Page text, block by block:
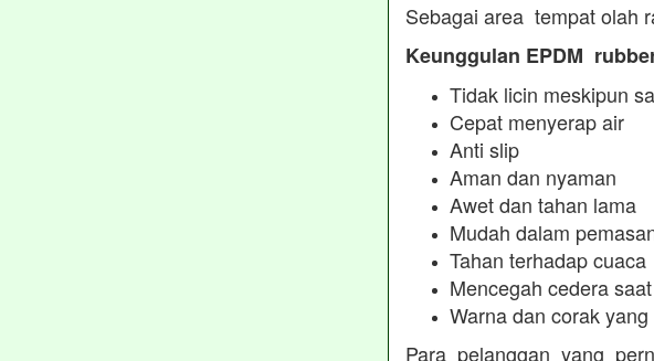
Sebagai area tempat olah
Keunggulan EPDM
Tidak licin meskipun
Cepat menyerap air
Anti slip
Aman dan nyaman
Awet dan tahan lama
Mudah dalam
Tahan terhadap cuaca
Mencegah cedera
Warna dan corak
Para pelanggan yang